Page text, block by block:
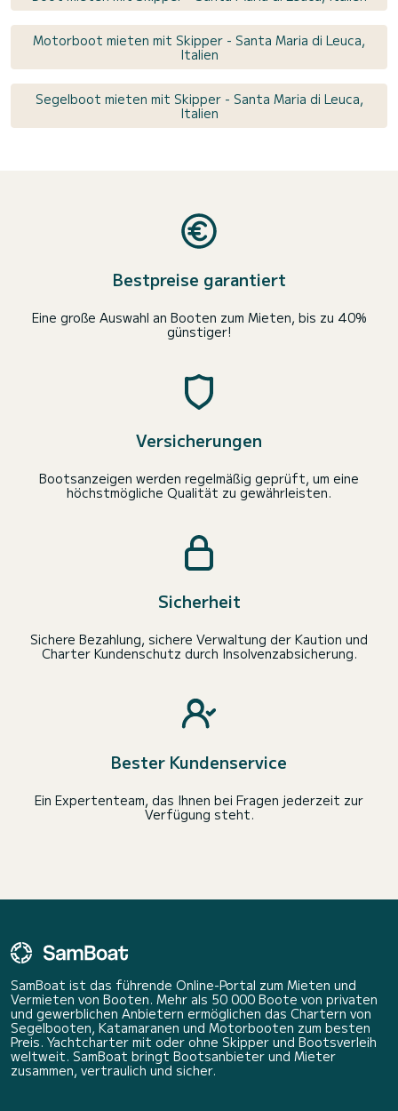
Motorboot mieten mit Skipper - Santa Maria di Leuca,
Italien
Segelboot mieten mit Skipper - Santa Maria di Leuca,
Italien
Bestpreise garantiert
Eine große Auswahl an Booten zum Mieten, bis zu 40%
günstiger!
Versicherungen
Bootsanzeigen werden regelmäßig geprüft, um eine
höchstmögliche Qualität zu gewährleisten.
Sicherheit
Sichere Bezahlung, sichere Verwaltung der Kaution und
Charter Kundenschutz durch Insolvenzabsicherung.
Bester Kundenservice
Ein Expertenteam, das Ihnen bei Fragen jederzeit zur
Verfügung steht.
SamBoat ist das führende Online-Portal zum Mieten und
Vermieten von Booten. Mehr als 50 000 Boote von privaten
und gewerblichen Anbietern ermöglichen das Chartern von
Segelbooten, Katamaranen und Motorbooten zum besten
Preis. Yachtcharter mit oder ohne Skipper und Bootsverleih
weltweit. SamBoat bringt Bootsanbieter und Mieter
zusammen, vertraulich und sicher.